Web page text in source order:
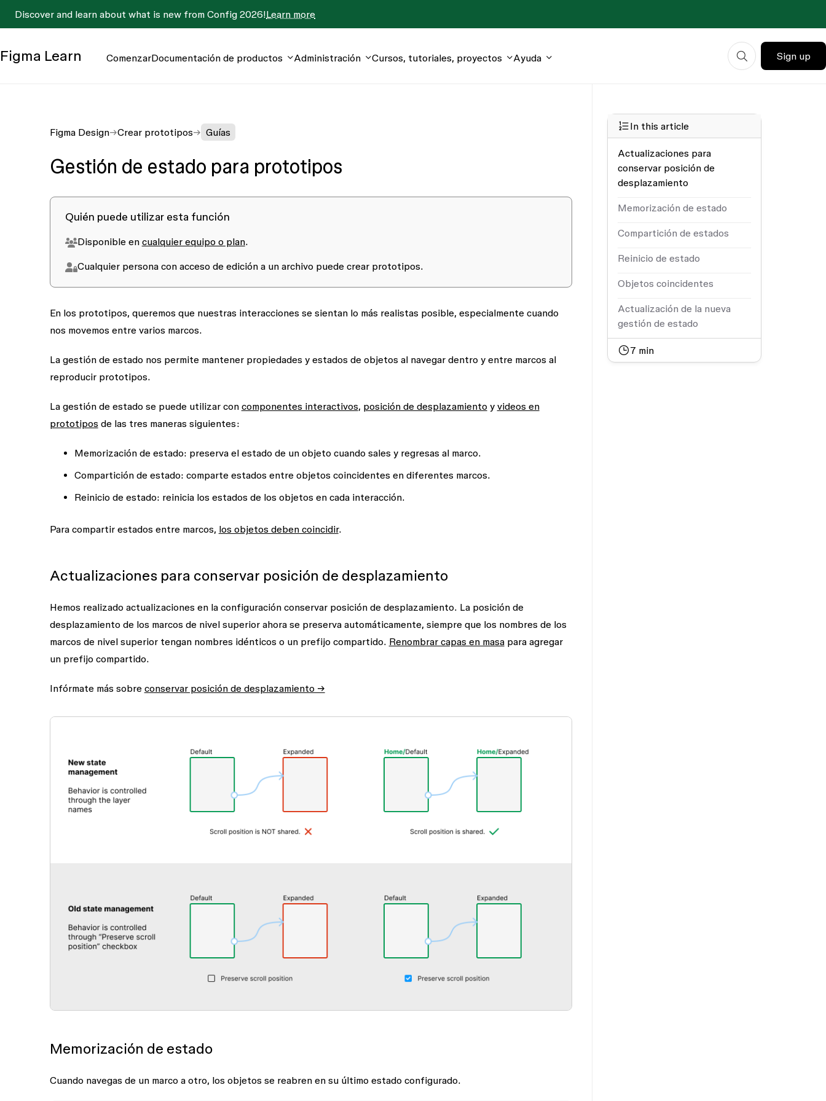
Discover and learn about what is new from Config 2026!Learn more
Figma Learn ComenzarDocumentación de productos Administración Cursos, tutoriales, proyectos Ayuda Sign up
Figma Design Crear prototipos Guías
Gestión de estado para prototipos
Quién puede utilizar esta función
Disponible en cualquier equipo o plan.
Cualquier persona con acceso de edicióna un archivo puede crear prototipos.
En los prototipos, queremos que nuestras interacciones se sientan lo más realistas posible, especialmente cuando
nos movemos entre varios marcos.
La gestión de estado nos permite mantener propiedades y estados de objetos al navegar dentro y entre marcos al
reproducir prototipos.
La gestión de estado se puede utilizar con componentes interactivos, posición de desplazamiento y videos en
prototiposde las tres maneras siguientes:
Memorización de estado: preserva el estado de un objeto cuando sales y regresas al marco.
Compartición de estado: comparte estados entre objetos coincidentes en diferentes marcos.
Reinicio de estado: reinicia los estados de los objetos en cada interacción.
Para compartir estados entre marcos, los objetos deben coincidir.
Actualizaciones para conservar posición de desplazamiento
Hemos realizado actualizaciones en la configuración conservar posición de desplazamiento. La posición de
desplazamiento de los marcos de nivel superior ahora se preserva automáticamente, siempre que los nombres de los
marcos de nivel superior tengan nombres idénticos o un prefijo compartido. Renombrar capas en masapara agregar
un prefijo compartido.
Infórmate más sobre conservar posición de desplazamiento →
Memorización de estado
Cuando navegas de un marco a otro, los objetos se reabren en su último estado configurado.
In this article
Actualizaciones para
conservar posición de
desplazamiento
Memorización de estado
Compartición de estados
Reinicio de estado
Objetos coincidentes
Actualización de la nueva
gestión de estado
7 min